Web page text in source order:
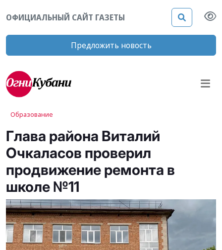
ОФИЦИАЛЬНЫЙ САЙТ ГАЗЕТЫ
Предложить новость
Образование
Глава района Виталий
Очкаласов проверил
продвижение ремонта в
школе №11